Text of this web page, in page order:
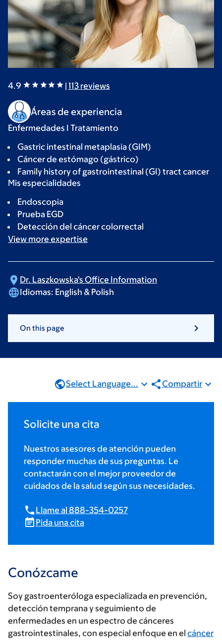
4.9 | 113reviews
Áreas de experiencia
Enfermedades I Tratamiento
Gastric intestinal metaplasia (GIM)
Cáncer de estómago (gástrico)
Family history of gastrointestinal (GI) tract cancer
Mis especialidades
Endoscopia
Prueba EGD
Detección del cáncer colorrectal
View more expertise
Dr. Laszkowska's Office Information
Idiomas: English & Polish
On this page
Select Language... Compartir
Solicite una cita
Nuestros asesores de atención pueden
responder muchas de sus preguntas. Le
contactarán con el mejor proveedor de
cuidados de la salud según sus necesidades.
Llame al 888-354-0257
Pida una cita
Conózcame
Soy gastroenteróloga especializada en prevención,
detección temprana y seguimiento de
enfermedades en un espectro de cánceres
gastrointestinales, con especial enfoque en el cáncer